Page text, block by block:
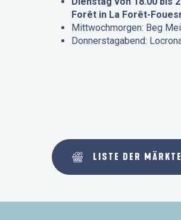
Forêt in La Forêt-
Mittwochmorgen: Beg
Donnerstagabend:
LISTE DER